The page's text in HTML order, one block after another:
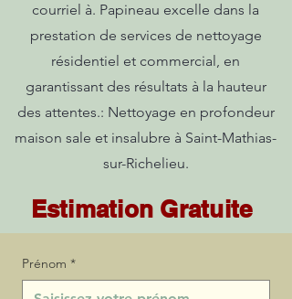
courriel à. Papineau excelle dans la
prestation de services de nettoyage
résidentiel et commercial, en
garantissant des résultats à la hauteur
des attentes.: Nettoyage en profondeur
maison sale et insalubre à Saint-Mathias-
sur-Richelieu.
Estimation Gratuite
Prénom *